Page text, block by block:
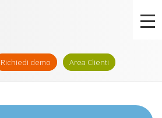
Richiedi demo Area Clienti